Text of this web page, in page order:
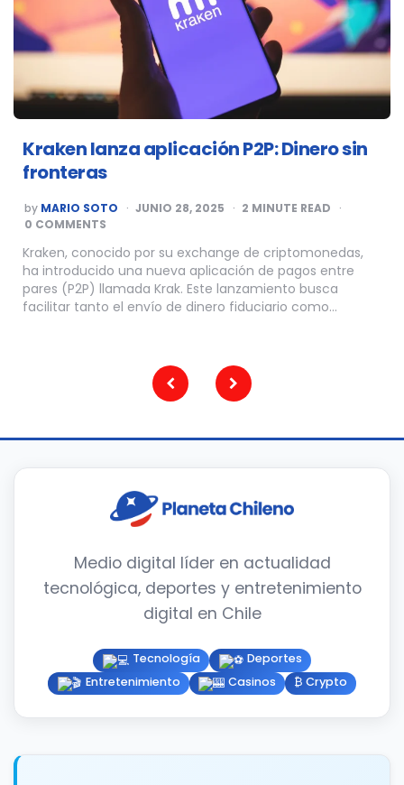
Kraken lanza aplicación P2P: Dinero sin
fronteras
POSTED
BY
by MARIO SOTO JUNIO 28, 2025 2 MINUTE READ
0 COMMENTS
Kraken, conocido por su exchange de criptomonedas,
ha introducido una nueva aplicación de pagos entre
pares (P2P) llamada Krak. Este lanzamiento busca
facilitar tanto el envío de dinero fiduciario como…
Medio digital líder en actualidad
tecnológica, deportes y entretenimiento
digital en Chile
Tecnología
Deportes
Entretenimiento
Casinos ₿ Crypto